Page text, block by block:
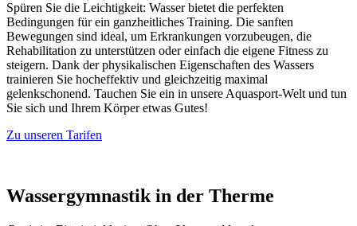
Spüren Sie die Leichtigkeit: Wasser bietet die perfekten
Bedingungen für ein ganzheitliches Training. Die sanften
Bewegungen sind ideal, um Erkrankungen vorzubeugen, die
Rehabilitation zu unterstützen oder einfach die eigene Fitness zu
steigern. Dank der physikalischen Eigenschaften des Wassers
trainieren Sie hocheffektiv und gleichzeitig maximal
gelenkschonend. Tauchen Sie ein in unsere Aquasport-Welt und tun
Sie sich und Ihrem Körper etwas Gutes!
Zu unseren Tarifen
Wassergymnastik in der Therme